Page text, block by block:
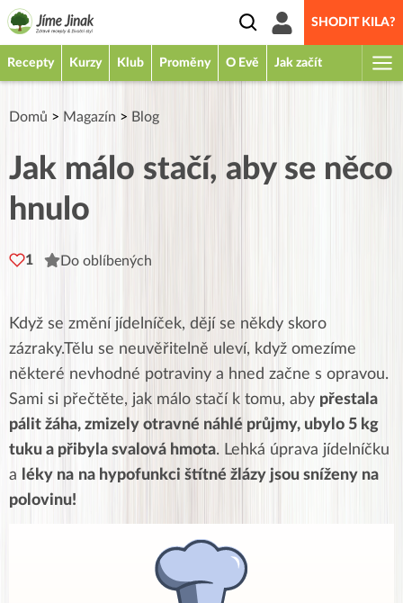
SHODIT KILA?
Recepty Kurzy Klub Proměny O Evě Jak začít
Domů > Magazín > Blog
Jak málo stačí, aby se něco
hnulo
1 Do oblíbených
Když se změní jídelníček, dějí se někdy skoro
zázraky.Tělu se neuvěřitelně uleví, když omezíme
některé nevhodné potraviny a hned začne s opravou.
Sami si přečtěte, jak málo stačí k tomu, aby přestala
pálit žáha, zmizely otravné náhlé průjmy, ubylo 5 kg
tuku a přibyla svalová hmota. Lehká úprava jídelníčku
a
léky na na hypofunkci štítné žlázy jsou sníženy na
polovinu!